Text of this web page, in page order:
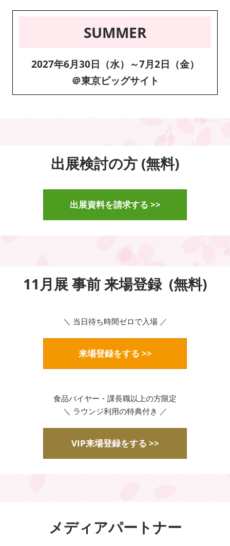
SUMMER
2027年6月30日（水）～7月2日（金）
＠東京ビッグサイト
出展検討の方 (無料)
出展資料を請求する >>
11月展 事前 来場登録 (無料)
＼ 当日待ち時間ゼロで入場 ／
来場登録をする >>
食品バイヤー・課長職以上の方限定
＼ ラウンジ利用の特典付き ／
VIP来場登録をする >>
メディアパートナー